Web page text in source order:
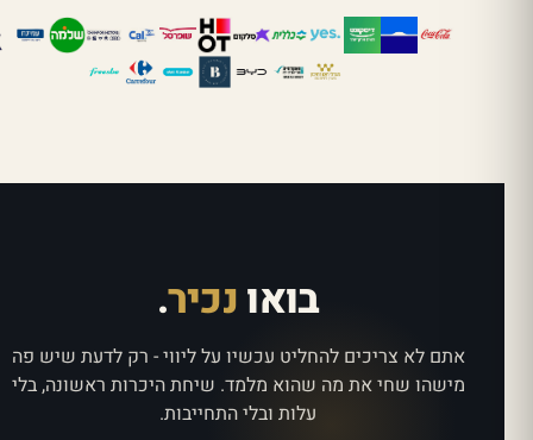
בואונכיר.
אתם לא צריכים להחליט עכשיו על ליווי - רק לדעת שיש פה
מישהו שחי את מה שהוא מלמד. שיחת היכרות ראשונה, בלי
עלות ובלי התחייבות.